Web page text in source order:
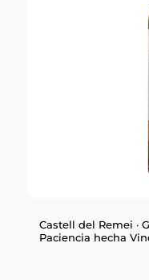
Castell del Remei ·
Paciencia hecha